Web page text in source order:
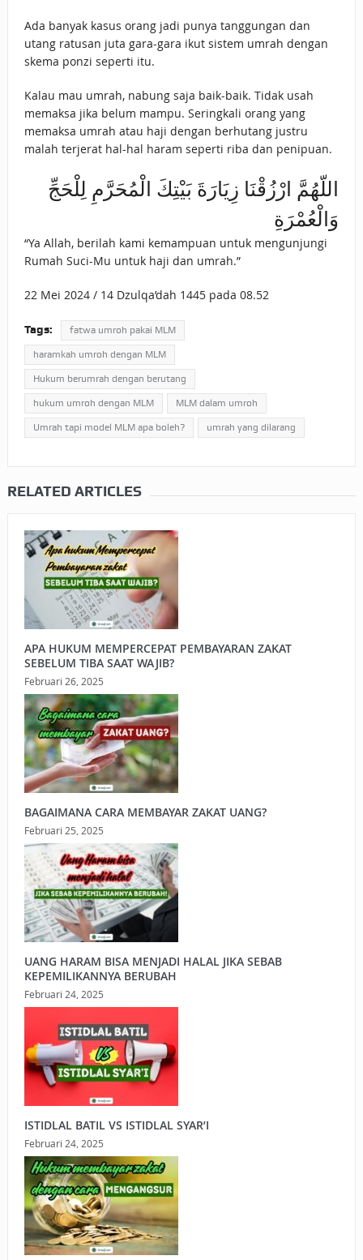
Ada banyak kasus orang jadi punya tanggungan dan
utang ratusan juta gara-gara ikut sistem umrah dengan
skema ponzi seperti itu.
Kalau mau umrah, nabung saja baik-baik. Tidak usah
memaksa jika belum mampu. Seringkali orang yang
memaksa umrah atau haji dengan berhutang justru
malah terjerat hal-hal haram seperti riba dan penipuan.
اللّهُمَّ ارْزُقْنَا زِيَارَةَ بَيْتِكَ الْمُحَرَّمِ لِلْحَجِّ
وَالْعُمْرَةِ
“Ya Allah, berilah kami kemampuan untuk mengunjungi
Rumah Suci-Mu untuk haji dan umrah.”
22 Mei 2024 / 14 Dzulqa’dah 1445 pada 08.52
Tags: fatwa umroh pakai MLM
haramkah umroh dengan MLM
Hukum berumrah dengan berutang
hukum umroh dengan MLM MLM dalam umroh
Umrah tapi model MLM apa boleh? umrah yang dilarang
RELATED ARTICLES
APA HUKUM MEMPERCEPAT PEMBAYARAN ZAKAT
SEBELUM TIBA SAAT WAJIB?
Februari 26, 2025
BAGAIMANA CARA MEMBAYAR ZAKAT UANG?
Februari 25, 2025
UANG HARAM BISA MENJADI HALAL JIKA SEBAB
KEPEMILIKANNYA BERUBAH
Februari 24, 2025
ISTIDLAL BATIL VS ISTIDLAL SYAR’I
Februari 24, 2025